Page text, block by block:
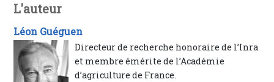
L'auteur
Léon Guéguen
Directeur de recherche honoraire de l’Inra
et membre émérite de l’Académie
d’agriculture de France.